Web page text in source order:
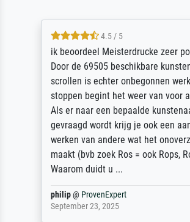
4.5 / 5
ik beoordeel Meisterdrucke zeer
Door de 69505 beschikbare
scrollen is echter onbegonnen
stoppen begint het weer van voor
Als er naar een bepaalde
gevraagd wordt krijg je ook een
werken van andere wat het
maakt (bvb zoek Ros = ook Rops,
Waarom duidt u ...
philip@ ProvenExpert
September 23, 2025